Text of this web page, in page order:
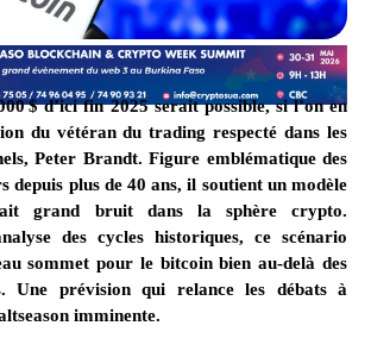
$ d’ici fin 2025 serait possible, si l’on en
du vétéran du trading respecté dans les
Peter Brandt. Figure emblématique des
depuis plus de 40 ans, il soutient un modèle
grand bruit dans la sphère crypto.
des cycles historiques, ce scénario
sommet pour le bitcoin bien au-delà des
Une prévision qui relance les débats à
imminente.